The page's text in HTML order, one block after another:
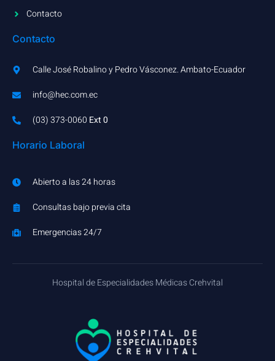
Contacto
Contacto
Calle José Robalino y Pedro Vásconez. Ambato-Ecuador
info@hec.com.ec
(03) 373-0060​ Ext 0
Horario Laboral
Abierto a las 24 horas
Consultas bajo previa cita
Emergencias 24/7
Hospital de Especialidades Médicas Crehvital